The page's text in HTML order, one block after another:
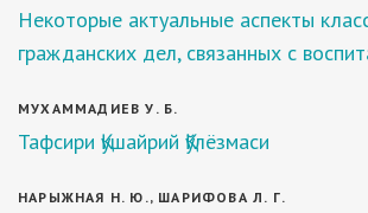
Некоторые актуальные аспекты
гражданских дел, связанных с
МУХАММАДИЕВ У. Б.
Тафсири Қушайрий Қўлёзмаси
НАРЫЖНАЯ Н. Ю., ШАРИФОВА Л. Г.